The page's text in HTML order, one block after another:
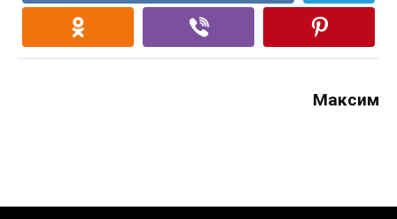
Максим